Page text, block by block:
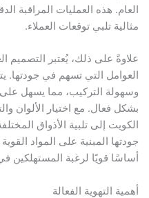
هذه العمليات المراقبة
تلبي توقعات العملاء.
على ذلك، يُعتبر التصميم
التي تسهم في جودتها. يتم
التركيب، مما يسهل على
فعال. مع اختيار الألوان
إلى تلبية الأذواق المختلفة
المبنية على المواد القوية
قويًا لرغبة المستهلكين في
التهوية الفعالة